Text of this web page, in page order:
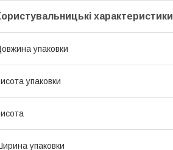
характеристики
упаковки
упаковки
упаковки